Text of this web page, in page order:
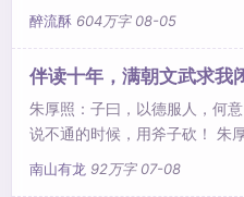
送一个孤煞命格的皇子当供品
岐门有圣女，小时愚钝，十六
夫，有母仪天下之姿。可圣女
说：皇弟，
醉流酥 604万字 08-05
伴读十年，满朝文武求我
朱厚照：子曰，以德服人，何
说不通的时候，用斧子砍！ 朱
解？ 杨慎：道是一种大规模杀
南山有龙 92万字 07-08